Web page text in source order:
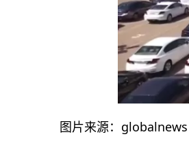
图片来源：globalnews